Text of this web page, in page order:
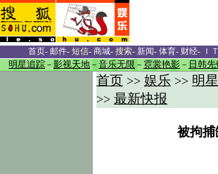
首页- 邮件- 短信- 商城- 搜索- 新闻- 体育- 财经- Ｉ
明星追踪 － 影视天地 － 音乐无限 － 霓裳艳影 － 日韩先
首页 >> 娱乐 >> 明
>> 最新快报
被拘